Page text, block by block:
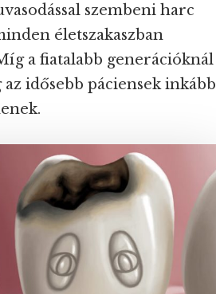
szembeni harc
életszakaszban
a fiatalabb generációknál
idősebb páciensek inkább